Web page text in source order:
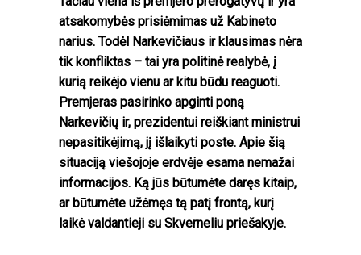
atsakomybės prisiėmimas už Kabineto
narius. Todėl Narkevičiaus ir klausimas nėra
tik konfliktas – tai yra politinė realybė, į
kurią reikėjo vienu ar kitu būdu reaguoti.
Premjeras pasirinko apginti poną
Narkevičių ir, prezidentui reiškiant ministrui
nepasitikėjimą, jį išlaikyti poste. Apie šią
situaciją viešojoje erdvėje esama nemažai
informacijos. Ką jūs būtumėte daręs kitaip,
ar būtumėte užėmęs tą patį frontą, kurį
laikė valdantieji su Skverneliu priešakyje.